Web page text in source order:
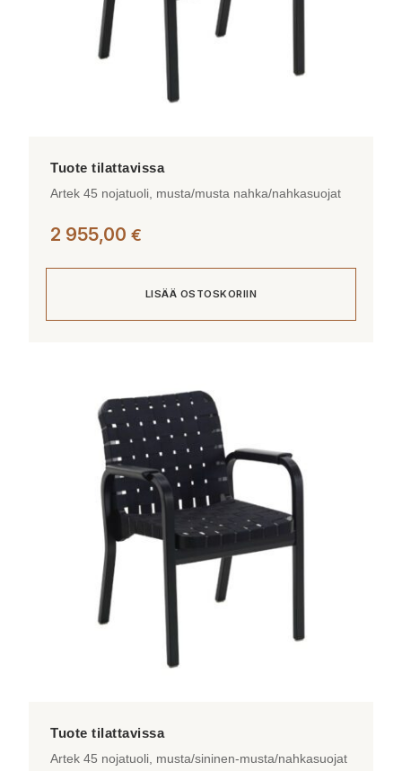
Artek 45 nojatuoli, musta/musta nahka/nahkasuojat
2 955,00 €
LISÄÄ OSTOSKORIIN
Artek 45 nojatuoli, musta/sininen-musta/nahkasuojat